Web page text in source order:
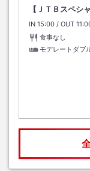
【ＪＴＢスペシ
IN チェックイン
15:00 / OUT チェ
食事なし
モデレートダ